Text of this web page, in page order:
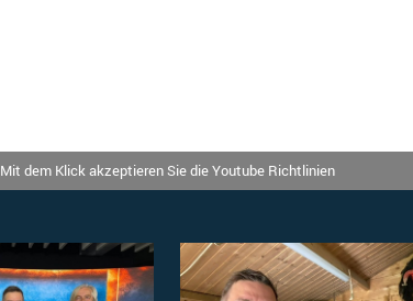
Mit dem Klick akzeptieren Sie die Youtube Richtlinien